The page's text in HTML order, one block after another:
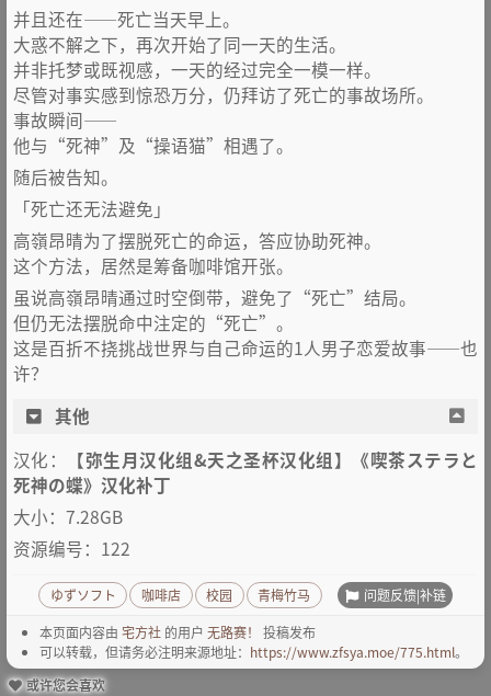
并且还在——死亡当天早上。
大惑不解之下，再次开始了同一天的生活。
并非托梦或既视感，一天的经过完全一模一样。
尽管对事实感到惊恐万分，仍拜访了死亡的事故场所。
事故瞬间——
他与“死神”及“操语猫”相遇了。
随后被告知。
「死亡还无法避免」
高嶺昂晴为了摆脱死亡的命运，答应协助死神。
这个方法，居然是筹备咖啡馆开张。
虽说高嶺昂晴通过时空倒带，避免了“死亡”结局。
但仍无法摆脱命中注定的“死亡”。
这是百折不挠挑战世界与自己命运的1人男子恋爱故事——也
许？
其他
汉化：
【弥生月汉化组&天之圣杯汉化组】《喫茶ステラと
死神の蝶》汉化补丁
大小：7.28GB
资源编号：122
ゆずソフト 咖啡店 校园 青梅竹马 问题反馈|补链
本页面内容由 宅方社 的用户 无路赛！
投稿发布
可以转载，但请务必注明来源地址： https://www.zfsya.moe/775.html。
或许您会喜欢